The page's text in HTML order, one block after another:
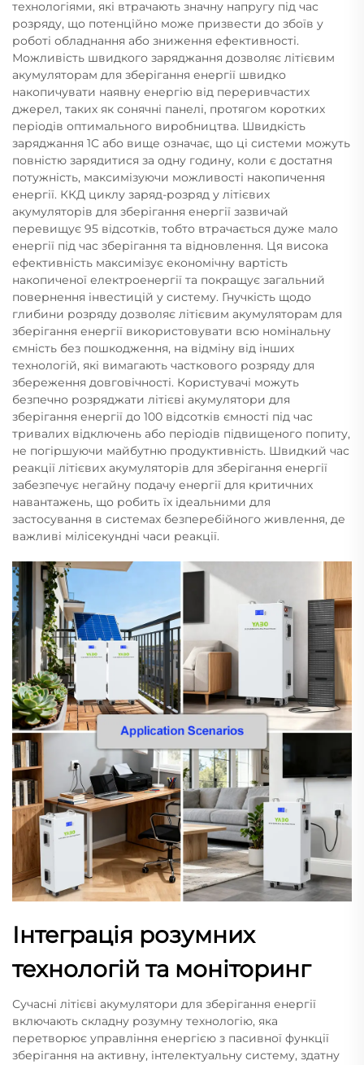
технологіями, які втрачають значну напругу під час
розряду, що потенційно може призвести до збоїв у
роботі обладнання або зниження ефективності.
Можливість швидкого заряджання дозволяє літієвим
акумуляторам для зберігання енергії швидко
накопичувати наявну енергію від переривчастих
джерел, таких як сонячні панелі, протягом коротких
періодів оптимального виробництва. Швидкість
заряджання 1C або вище означає, що ці системи можуть
повністю зарядитися за одну годину, коли є достатня
потужність, максимізуючи можливості накопичення
енергії. ККД циклу заряд-розряд у літієвих
акумуляторів для зберігання енергії зазвичай
перевищує 95 відсотків, тобто втрачається дуже мало
енергії під час зберігання та відновлення. Ця висока
ефективність максимізує економічну вартість
накопиченої електроенергії та покращує загальний
повернення інвестицій у систему. Гнучкість щодо
глибини розряду дозволяє літієвим акумуляторам для
зберігання енергії використовувати всю номінальну
ємність без пошкодження, на відміну від інших
технологій, які вимагають часткового розряду для
збереження довговічності. Користувачі можуть
безпечно розряджати літієві акумулятори для
зберігання енергії до 100 відсотків ємності під час
тривалих відключень або періодів підвищеного попиту,
не погіршуючи майбутню продуктивність. Швидкий час
реакції літієвих акумуляторів для зберігання енергії
забезпечує негайну подачу енергії для критичних
навантажень, що робить їх ідеальними для
застосування в системах безперебійного живлення, де
важливі мілісекундні часи реакції.
Інтеграція розумних
технологій та моніторинг
Сучасні літієві акумулятори для зберігання енергії
включають складну розумну технологію, яка
перетворює управління енергією з пасивної функції
зберігання на активну, інтелектуальну систему, здатну